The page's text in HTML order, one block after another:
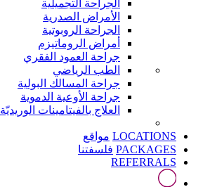
الجراحة التجميلية
الأمراض الصدرية
الجراحة الروبوتية
أمراض الروماتيزم
جراحة العمود الفقري
الطب الرياضي
جراحة المسالك البولية
جراحة الأوعية الدموية
العلاج بالفيتامينات الوريديّة
LOCATIONS مواقع
PACKAGES فلسفتنا
REFERRALS